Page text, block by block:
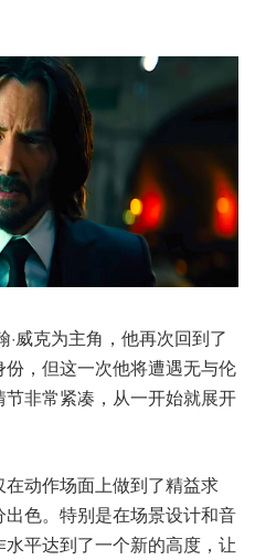
·威克为主角，他再次回到了
，但这一次他将遭遇无与伦
非常紧凑，从一开始就展开
动作场面上做到了精益求
色。特别是在场景设计和音
平达到了一个新的高度，让